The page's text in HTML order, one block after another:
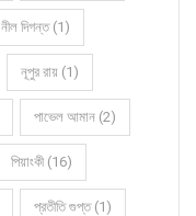
নীল দিগন্ত (1)
নূপুর রায় (1)
পাভেল আমান (2)
পিয়াংকী (16)
প্রতীতি গুপ্ত (1)